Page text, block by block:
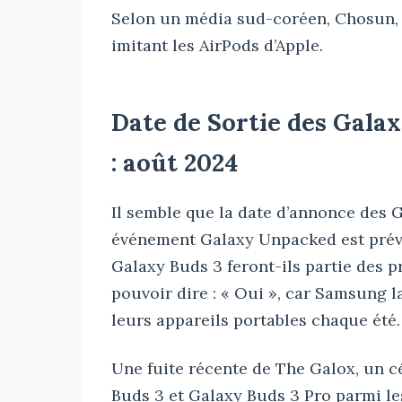
Selon un média sud-coréen,
imitant les AirPods d’Apple.
Date de Sortie des
: août 2024
Il semble que la date d’annonce
événement Galaxy Unpacked est
Galaxy Buds 3 feront-ils partie des
pouvoir dire : « Oui », car Samsung
leurs appareils portables chaque été.
Une fuite récente de The Galox, un
Buds 3 et Galaxy Buds 3 Pro parmi